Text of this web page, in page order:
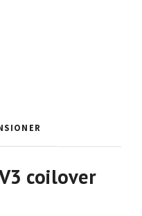
coilover